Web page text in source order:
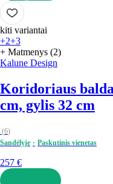
Į KREPŠELĮ
kiti variantai
+2+3
+ Matmenys (2)
Kalune Design
Koridoriaus
cm, gylis 32 cm
(6)
Sandėlyje
Paskutinis vienetas
257 €